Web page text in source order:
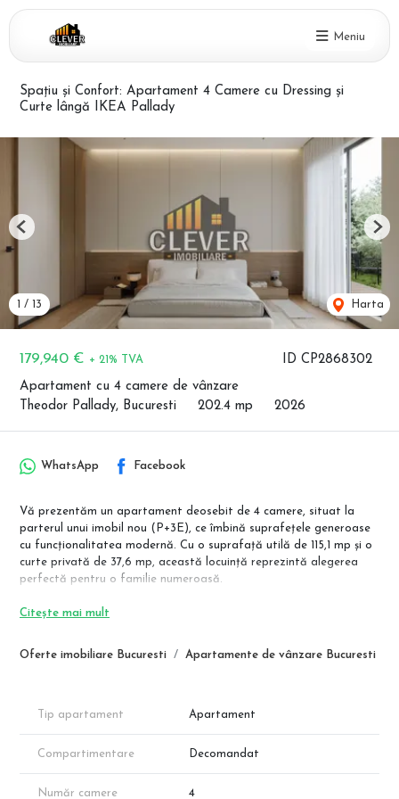
Meniu
Spațiu și Confort: Apartament 4 Camere cu Dressing și
Curte lângă IKEA Pallady
ID CP2868302
179,940 € + 21% TVA
Apartament cu 4 camere de vânzare
Theodor Pallady, Bucuresti
202.4 mp 2026
1 / 13 Harta
Previous
Oferte imobiliare Bucuresti Apartamente de vânzare Bucuresti
WhatsApp Facebook
Vă prezentăm un apartament deosebit de 4 camere, situat la
parterul unui imobil nou (P+3E), ce îmbină suprafețele generoase
cu funcționalitatea modernă. Cu o suprafață utilă de 115,1 mp și o
curte privată de 37,6 mp, această locuință reprezintă alegerea
perfectă pentru o familie numeroasă.
📍 Locație și Avantaje:
Shopping & Facilități: Acces rapid la Complexul Comercial Pallady
Exclusivitate: Proiect cu regim mic de înălțime, oferind intimitate și
📐 Detalii Apartament:
Suprafață Utilă Totală: 115,1 mp.
Curte Privată: 37,6 mp.
Citește mai mult
Tip apartament Apartament
Compartimentare Decomandat
Număr camere 4